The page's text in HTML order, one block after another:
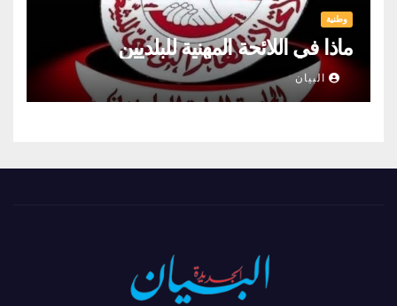
وطنية
ماذا في اللائحة المهنية للبلديين
البيان